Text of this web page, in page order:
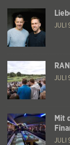
JULI
JULI
Mit
JULI